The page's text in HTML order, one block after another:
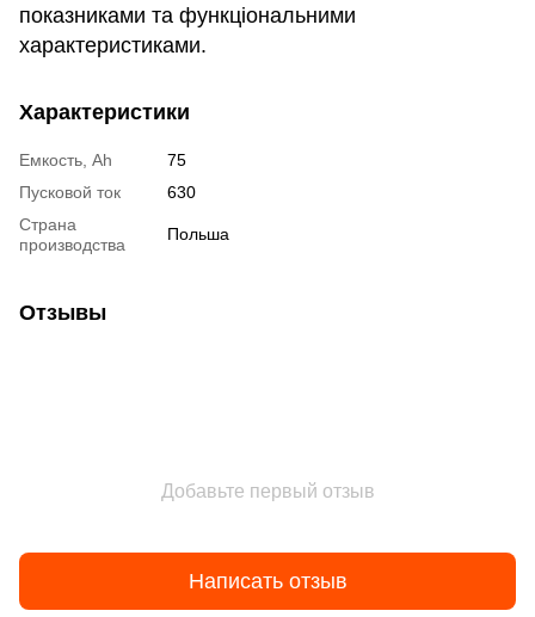
показниками та функціональними
характеристиками.
Характеристики
Емкость, Ah
75
Пусковой ток
630
Страна
производства
Польша
Отзывы
Добавьте первый отзыв
Написать отзыв